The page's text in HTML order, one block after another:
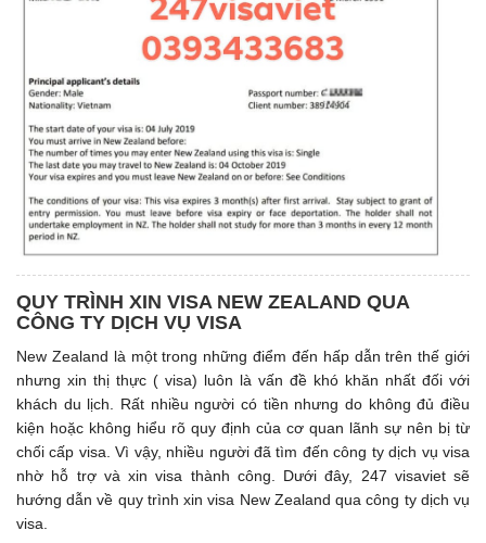
QUY TRÌNH XIN VISA NEW ZEALAND QUA
CÔNG TY DỊCH VỤ VISA
New Zealand là một trong những điểm đến hấp dẫn trên thế giới
nhưng xin thị thực ( visa) luôn là vấn đề khó khăn nhất đối với
khách du lịch. Rất nhiều người có tiền nhưng do không đủ điều
kiện hoặc không hiểu rõ quy định của cơ quan lãnh sự nên bị từ
chối cấp visa. Vì vậy, nhiều người đã tìm đến công ty dịch vụ visa
nhờ hỗ trợ và xin visa thành công. Dưới đây, 247 visaviet sẽ
hướng dẫn về quy trình xin visa New Zealand qua công ty dịch vụ
visa.